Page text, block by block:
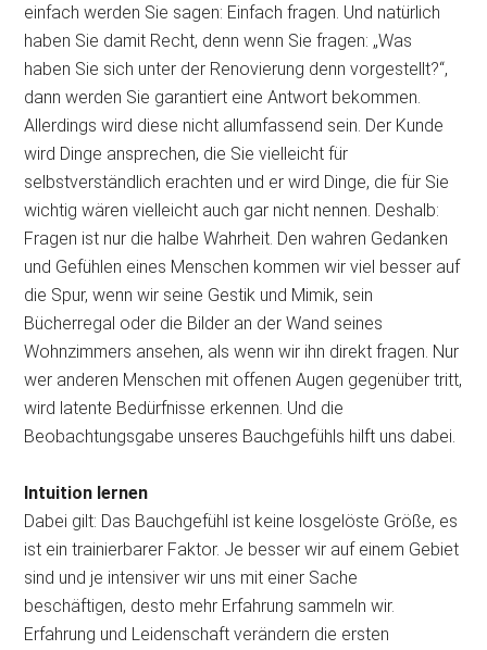
einfach werden Sie sagen: Einfach fragen. Und natürlich
haben Sie damit Recht, denn wenn Sie fragen: „Was
haben Sie sich unter der Renovierung denn vorgestellt?“,
dann werden Sie garantiert eine Antwort bekommen.
Allerdings wird diese nicht allumfassend sein. Der Kunde
wird Dinge ansprechen, die Sie vielleicht für
selbstverständlich erachten und er wird Dinge, die für Sie
wichtig wären vielleicht auch gar nicht nennen. Deshalb:
Fragen ist nur die halbe Wahrheit. Den wahren Gedanken
und Gefühlen eines Menschen kommen wir viel besser auf
die Spur, wenn wir seine Gestik und Mimik, sein
Bücherregal oder die Bilder an der Wand seines
Wohnzimmers ansehen, als wenn wir ihn direkt fragen. Nur
wer anderen Menschen mit offenen Augen gegenüber tritt,
wird latente Bedürfnisse erkennen. Und die
Beobachtungsgabe unseres Bauchgefühls hilft uns dabei.
Intuition lernen
Dabei gilt: Das Bauchgefühl ist keine losgelöste Größe, es
ist ein trainierbarer Faktor. Je besser wir auf einem Gebiet
sind und je intensiver wir uns mit einer Sache
beschäftigen, desto mehr Erfahrung sammeln wir.
Erfahrung und Leidenschaft verändern die ersten